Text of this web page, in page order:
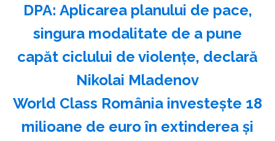
DPA: Aplicarea planului de pace,
singura modalitate de a pune
capăt ciclului de violenţe, declară
Nikolai Mladenov
World Class România investeşte 18
milioane de euro în extinderea şi